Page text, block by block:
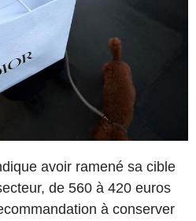
avoir ramené sa cible
de 560 à 420 euros
à conserver